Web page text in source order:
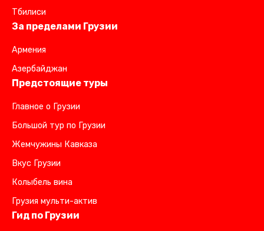
Тбилиси
За пределами Грузии
Армения
Азербайджан
Предстоящие туры
Главное о Грузии
Большой тур по Грузии
Жемчужины Кавказа
Вкус Грузии
Колыбель вина
Грузия мульти-актив
Гид по Грузии